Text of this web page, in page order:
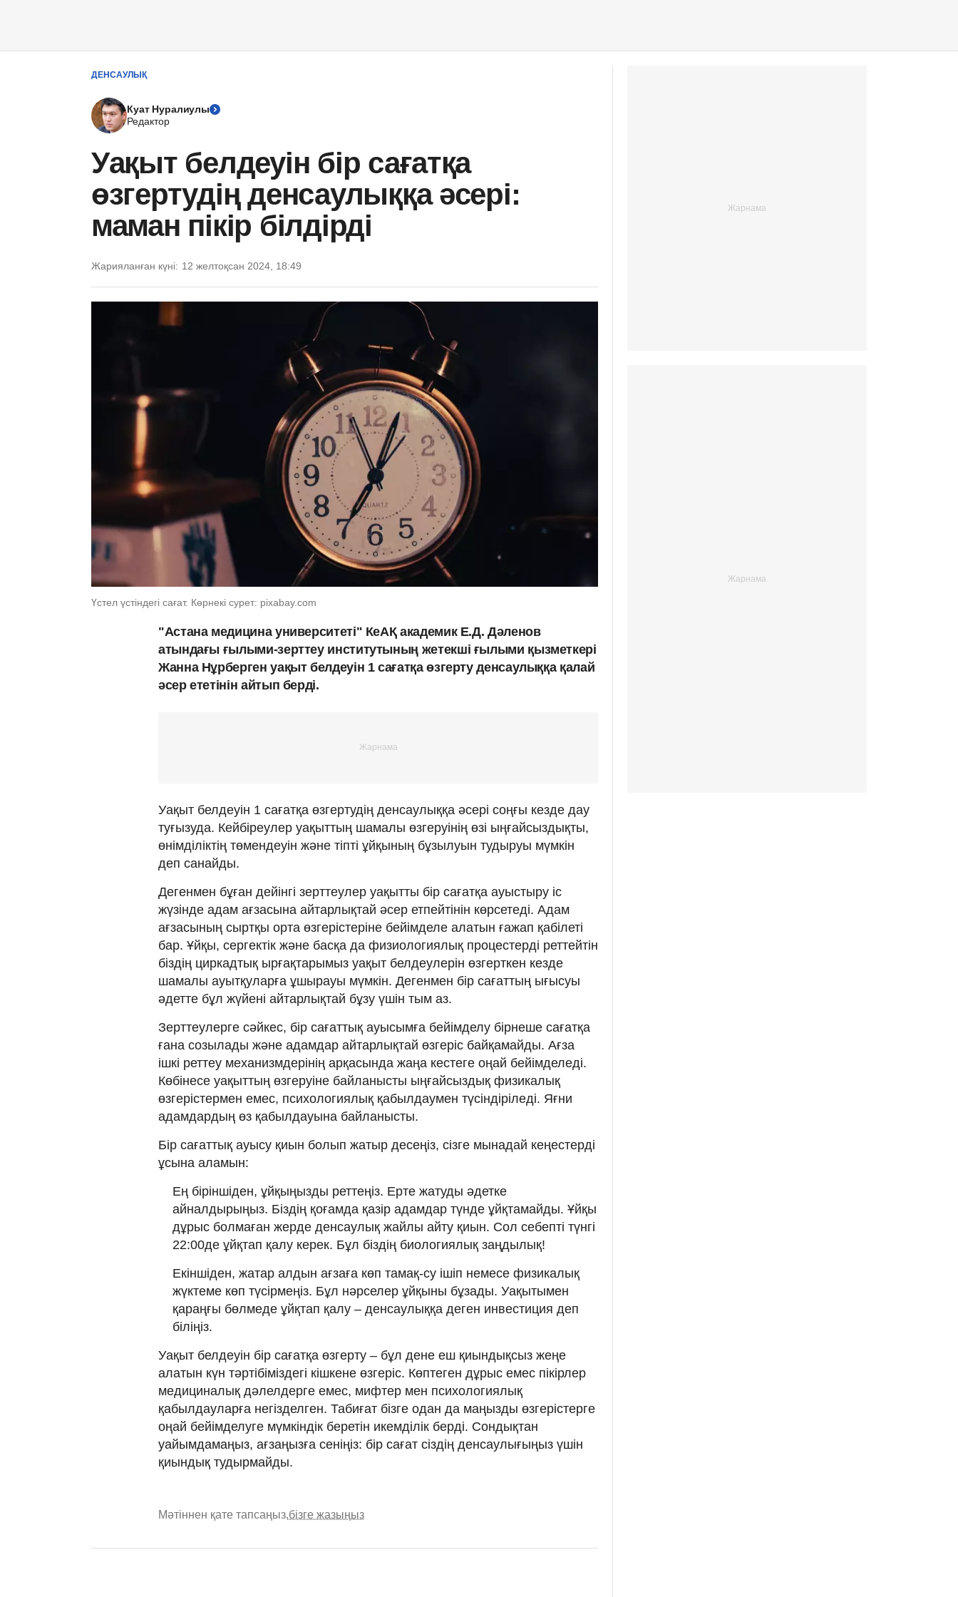
ДЕНСАУЛЫҚ
Куат Нуралиулы
Редактор
Уақыт белдеуін бір сағатқа
өзгертудің денсаулыққа әсері:
маман пікір білдірді
Жарияланған күні: 12 желтоқсан 2024, 18:49
Үстел үстіндегі сағат. Көрнекі сурет: pixabay.com
"Астана медицина университеті" КеАҚ академик Е.Д. Дәленов
атындағы ғылыми-зерттеу институтының жетекші ғылыми қызметкері
Жанна Нұрберген уақыт белдеуін 1 сағатқа өзгерту денсаулыққа қалай
әсер ететінін айтып берді.
Уақыт белдеуін 1 сағатқа өзгертудің денсаулыққа әсері соңғы кезде дау
туғызуда. Кейбіреулер уақыттың шамалы өзгеруінің өзі ыңғайсыздықты,
өнімділіктің төмендеуін және тіпті ұйқының бұзылуын тудыруы мүмкін
деп санайды.
Дегенмен бұған дейінгі зерттеулер уақытты бір сағатқа ауыстыру іс
жүзінде адам ағзасына айтарлықтай әсер етпейтінін көрсетеді. Адам
ағзасының сыртқы орта өзгерістеріне бейімделе алатын ғажап қабілеті
бар. Ұйқы, сергектік және басқа да физиологиялық процестерді реттейтін
біздің циркадтық ырғақтарымыз уақыт белдеулерін өзгерткен кезде
шамалы ауытқуларға ұшырауы мүмкін. Дегенмен бір сағаттың ығысуы
әдетте бұл жүйені айтарлықтай бұзу үшін тым аз.
Зерттеулерге сәйкес, бір сағаттық ауысымға бейімделу бірнеше сағатқа
ғана созылады және адамдар айтарлықтай өзгеріс байқамайды. Ағза
ішкі реттеу механизмдерінің арқасында жаңа кестеге оңай бейімделеді.
Көбінесе уақыттың өзгеруіне байланысты ыңғайсыздық физикалық
өзгерістермен емес, психологиялық қабылдаумен түсіндіріледі. Яғни
адамдардың өз қабылдауына байланысты.
Бір сағаттық ауысу қиын болып жатыр десеңіз, сізге мынадай кеңестерді
ұсына аламын:
Ең біріншіден, ұйқыңызды реттеңіз. Ерте жатуды әдетке
айналдырыңыз. Біздің қоғамда қазір адамдар түнде ұйқтамайды. Ұйқы
дұрыс болмаған жерде денсаулық жайлы айту қиын. Сол себепті түнгі
22:00де ұйқтап қалу керек. Бұл біздің биологиялық заңдылық!
Екіншіден, жатар алдын ағзаға көп тамақ-су ішіп немесе физикалық
жүктеме көп түсірмеңіз. Бұл нәрселер ұйқыны бұзады. Уақытымен
қараңғы бөлмеде ұйқтап қалу – денсаулыққа деген инвестиция деп
біліңіз.
Уақыт белдеуін бір сағатқа өзгерту – бұл дене еш қиындықсыз жеңе
алатын күн тәртібіміздегі кішкене өзгеріс. Көптеген дұрыс емес пікірлер
медициналық дәлелдерге емес, мифтер мен психологиялық
қабылдауларға негізделген. Табиғат бізге одан да маңызды өзгерістерге
оңай бейімделуге мүмкіндік беретін икемділік берді. Сондықтан
уайымдамаңыз, ағзаңызға сеніңіз: бір сағат сіздің денсаулығыңыз үшін
қиындық тудырмайды.
Мәтіннен қате тапсаңыз,бізге жазыңыз